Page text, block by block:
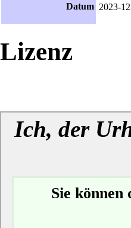
Datum 2023-
Lizenz
Ich, der
Sie können